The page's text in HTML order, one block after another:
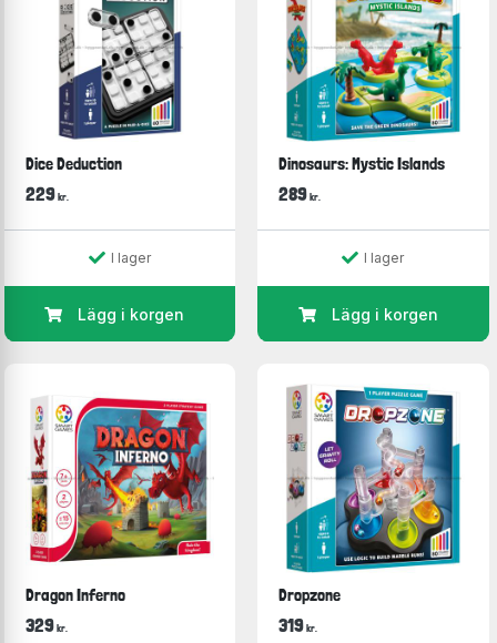
Dice Deduction
229 kr.
I lager
Lägg i korgen
Dinosaurs: Mystic Islands
289kr.
I lager
Lägg i korgen
Dragon Inferno
329 kr.
Dropzone
319kr.